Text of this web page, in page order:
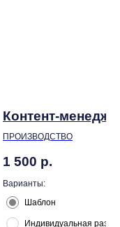
Контент-
ПРОИЗВОДСТВО
1 500 р.
Варианты:
Шаблон
Индивидуальная